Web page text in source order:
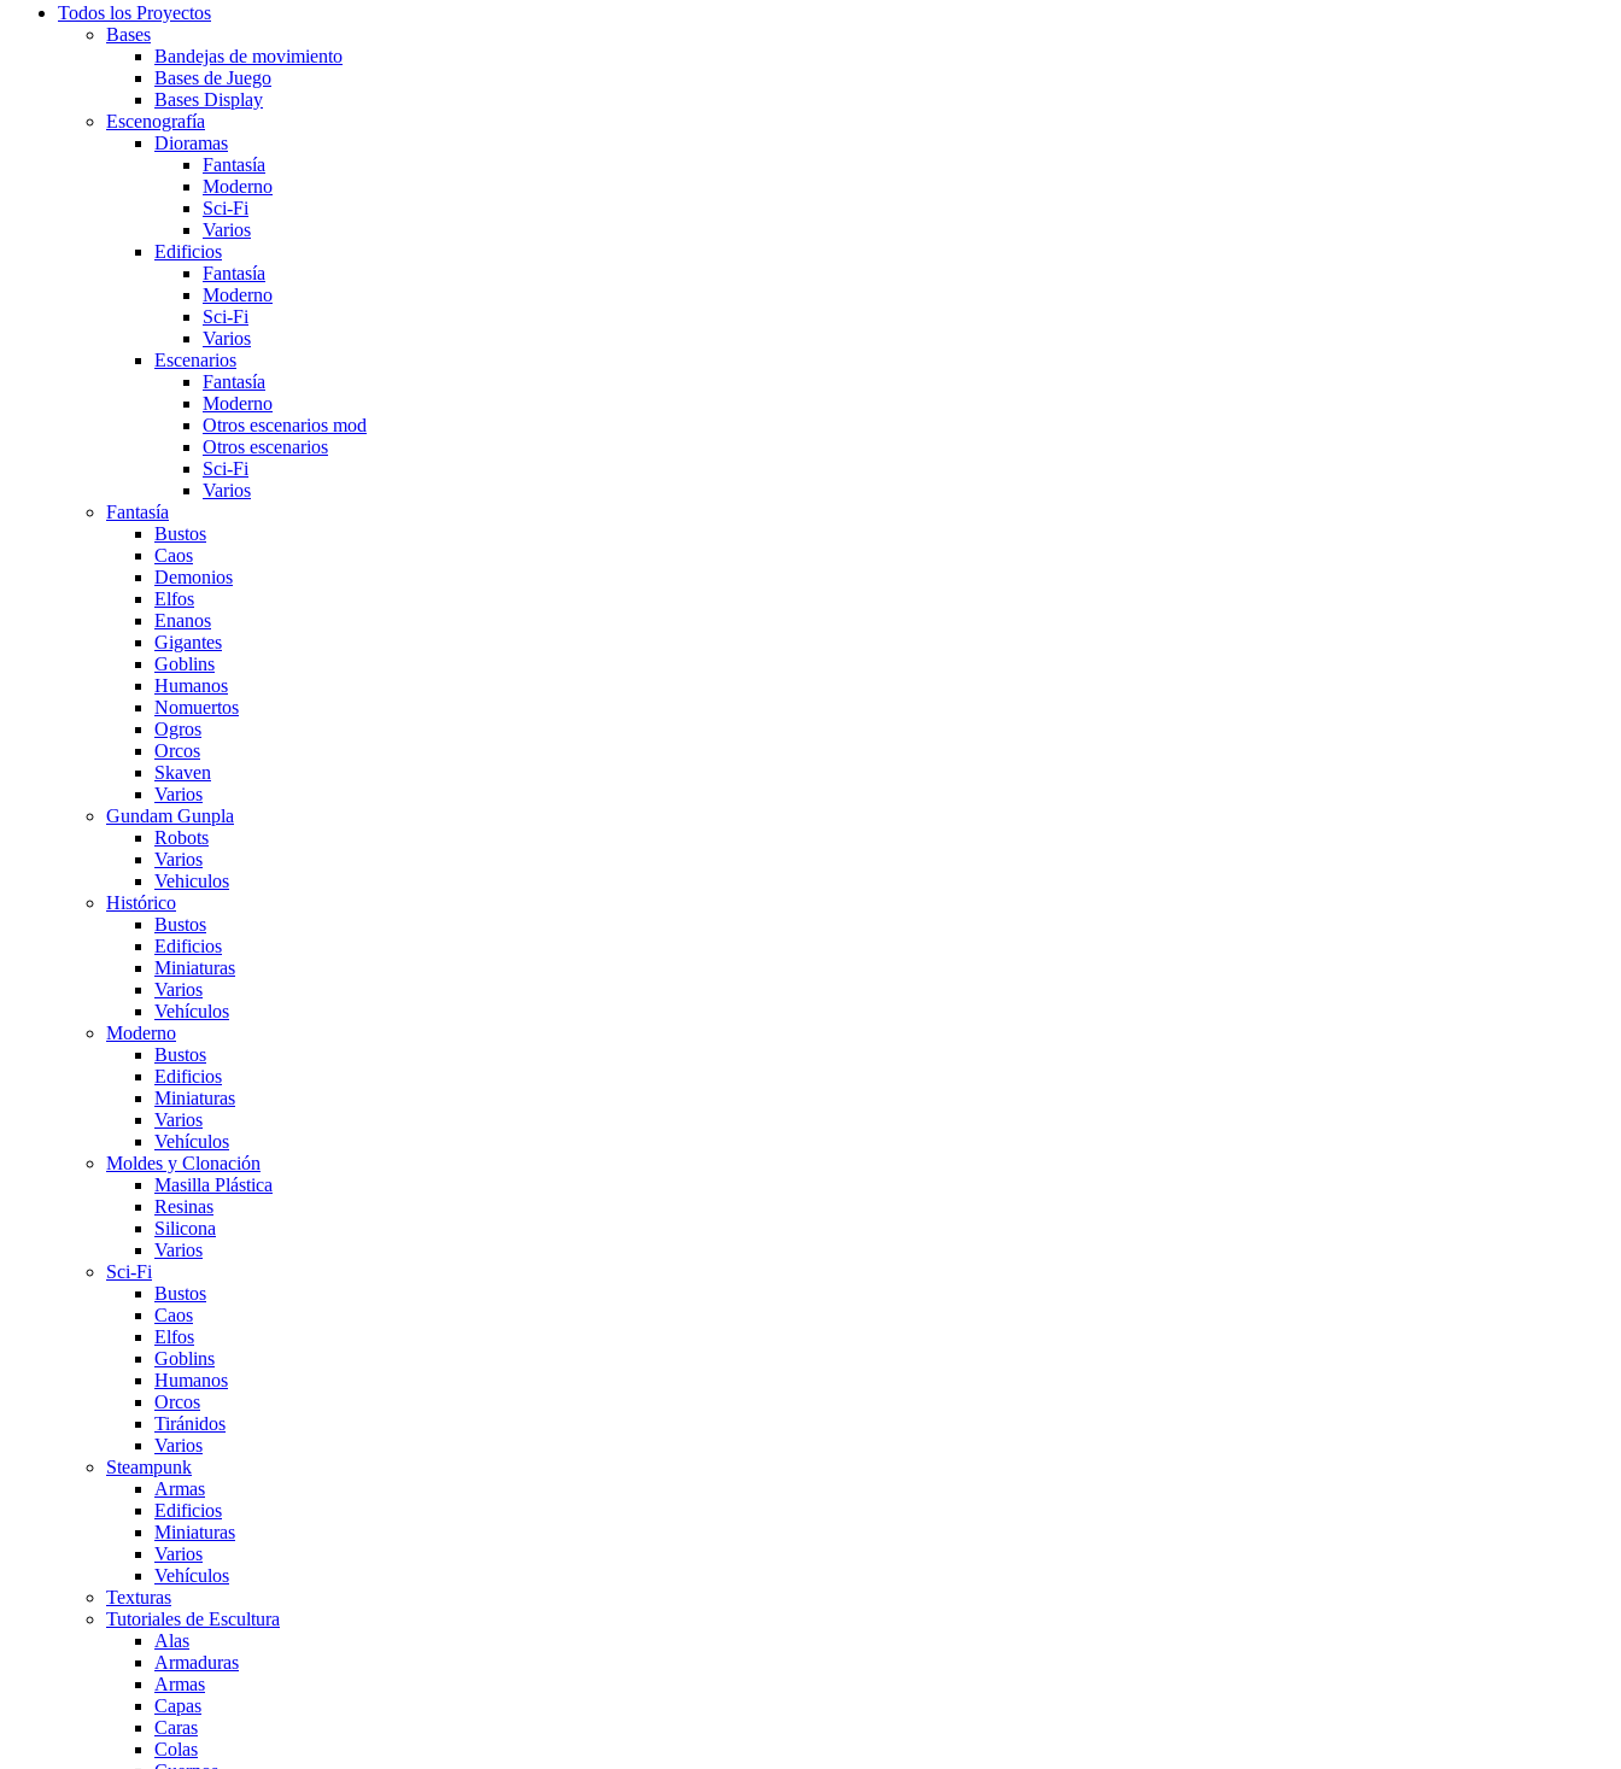
Todos los Proyectos
Bases
Bandejas de movimiento
Bases de Juego
Bases Display
Escenografía
Dioramas
Fantasía
Moderno
Sci-Fi
Varios
Edificios
Fantasí­a
Moderno
Sci-Fi
Varios
Escenarios
Fantasía
Moderno
Otros escenarios mod
Otros escenarios
Sci-Fi
Varios
Fantasí­a
Bustos
Caos
Demonios
Elfos
Enanos
Gigantes
Goblins
Humanos
Nomuertos
Ogros
Orcos
Skaven
Varios
Gundam Gunpla
Robots
Varios
Vehiculos
Histórico
Bustos
Edificios
Miniaturas
Varios
Vehí­culos
Moderno
Bustos
Edificios
Miniaturas
Varios
Vehí­culos
Moldes y Clonación
Masilla Plástica
Resinas
Silicona
Varios
Sci-Fi
Bustos
Caos
Elfos
Goblins
Humanos
Orcos
Tiránidos
Varios
Steampunk
Armas
Edificios
Miniaturas
Varios
Vehí­culos
Texturas
Tutoriales de Escultura
Alas
Armaduras
Armas
Capas
Caras
Colas